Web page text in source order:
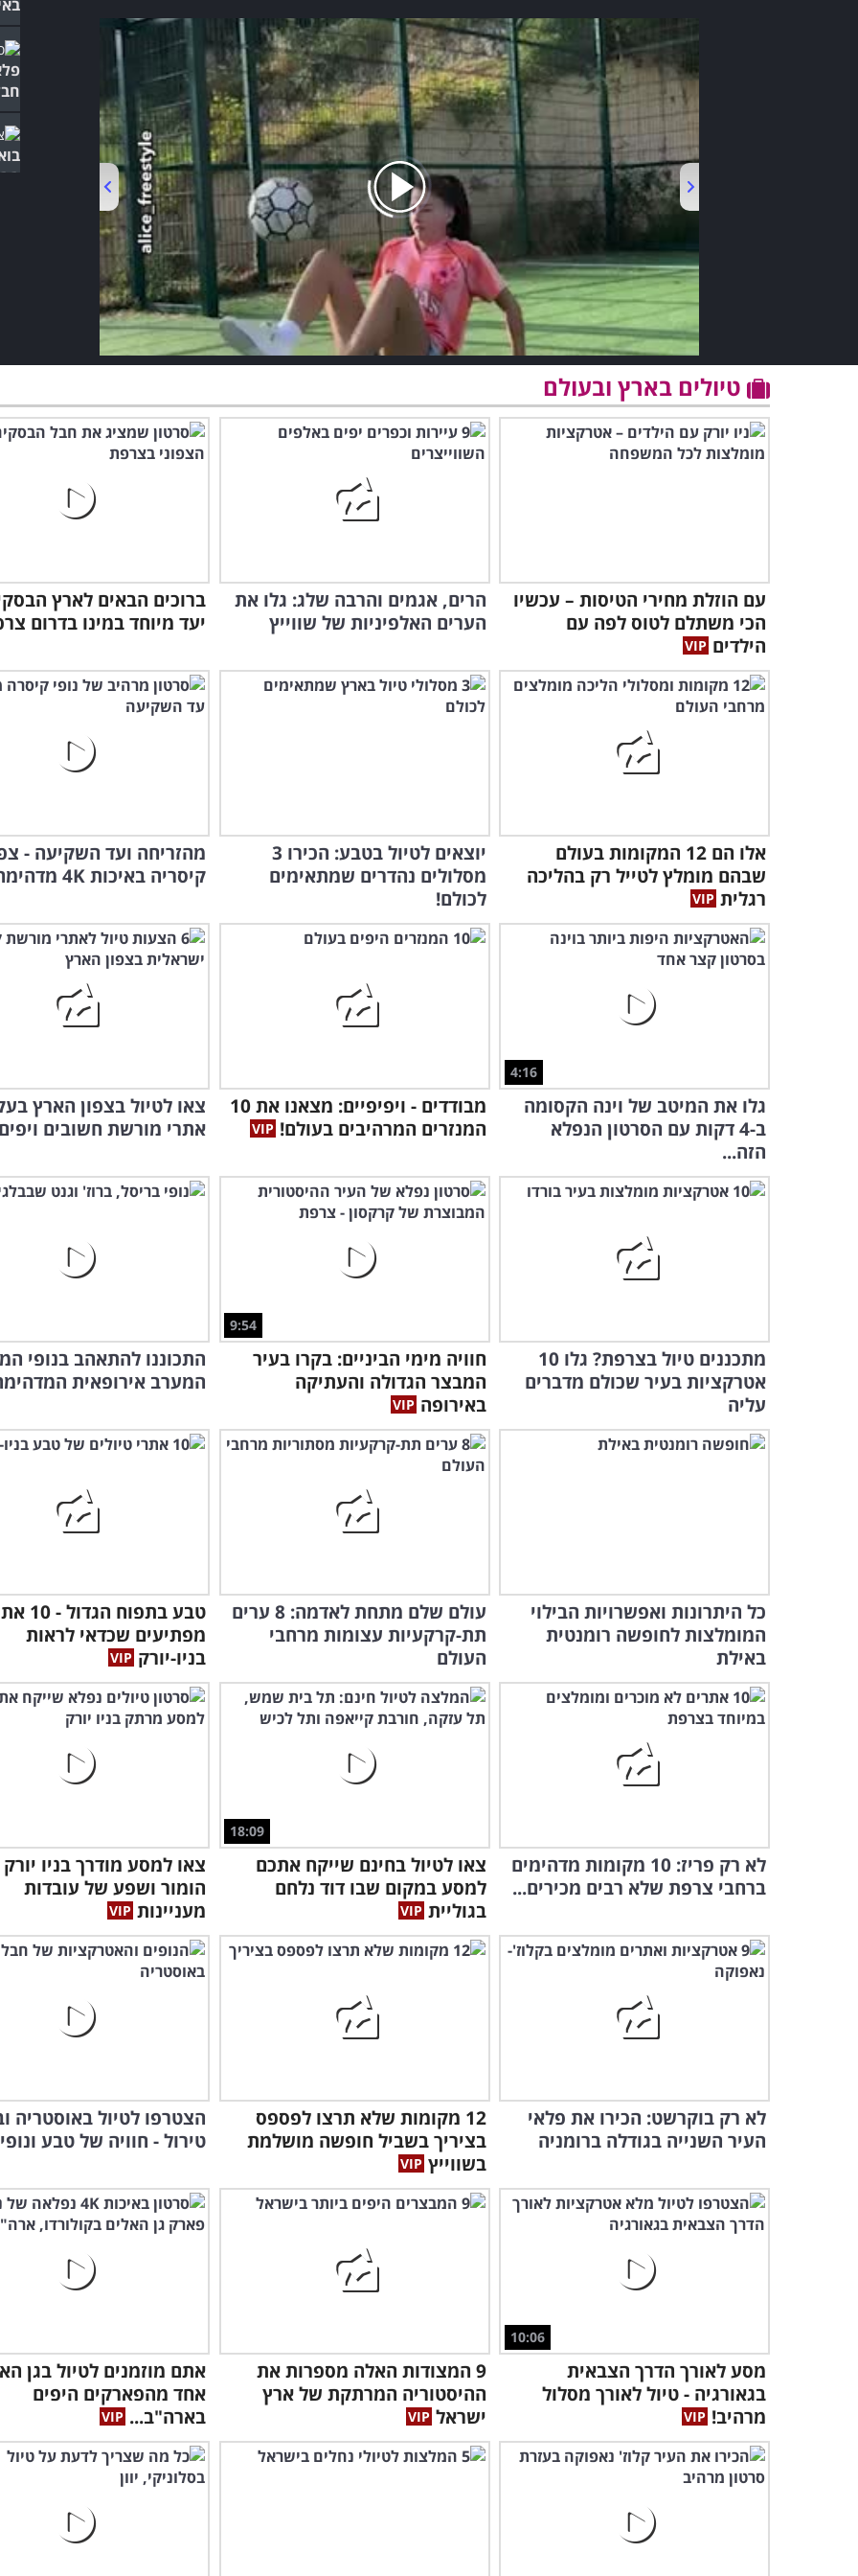
00:00 01:04
טיולים בארץ ובעולם
עם הוזלת מחירי הטיסות – עכשיו
הכי משתלם לטוס לפה עם
הילדים
הרים, אגמים והרבה שלג: גלו את
הערים האלפיניות של שווייץ
ברוכים הבאים לארץ
יעד מיוחד במינו בדרום
אלו הם 12 המקומות בעולם
שבהם מומלץ לטייל רק בהליכה
רגלית
יוצאים לטיול בטבע: הכירו 3
מסלולים נהדרים שמתאימים
לכולם!
מהזריחה ועד השקיעה -
קיסריה באיכות 4K מדהימה!
4:16
גלו את המיטב של וינה הקסומה
ב-4 דקות עם הסרטון הנפלא
הזה...
מבודדים - ויפיפיים: מצאנו את 10
המנזרים המרהיבים בעולם!
אתרי מורשת חשובים ויפים
מתכננים טיול בצרפת? גלו 10
אטרקציות בעיר שכולם מדברים
עליה
9:54
חוויה מימי הביניים: בקרו בעיר
המבצר הגדולה והעתיקה
באירופה
התכוננו להתאהב בנופי
המערב אירופאית
כל היתרונות ואפשרויות הבילוי
המומלצות לחופשה רומנטית
באילת
עולם שלם מתחת לאדמה: 8 ערים
תת-קרקעיות עצומות מרחבי
העולם
טבע בתפוח
מפתיעים שכדאי לראות
בניו-יורק
לא רק פריז: 10 מקומות מדהימים
ברחבי צרפת שלא רבים מכירים...
18:09
צאו לטיול בחינם שייקח אתכם
למסע במקום שבו דוד נלחם
בגוליית
צאו למסע מודרך בניו
הומור ושפע של עובדות
מעניינות
לא רק בוקרשט: הכירו את פלאי
העיר השנייה בגודלה ברומניה
12 מקומות שלא תרצו לפספס
בציריך בשביל חופשה מושלמת
בשווייץ
הצטרפו לטיול באוסטריה
טירול - חוויה של טבע
10:06
מסע לאורך הדרך הצבאית
בגאורגיה - טיול לאורך מסלול
מרהיב!
9 המצודות האלה מספרות את
ההיסטוריה המרתקת של ארץ
ישראל
אתם מוזמנים לטיול בגן
אחד מהפארקים היפים
בארה"ב...